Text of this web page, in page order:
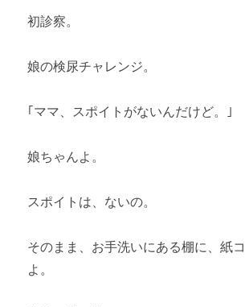
初診察。
娘の検尿チャレンジ。
｢ママ、スポイトがないんだけど。｣
娘ちゃんよ。
スポイトは、ないの。
そのまま、お手洗いにある棚に、紙
よ。